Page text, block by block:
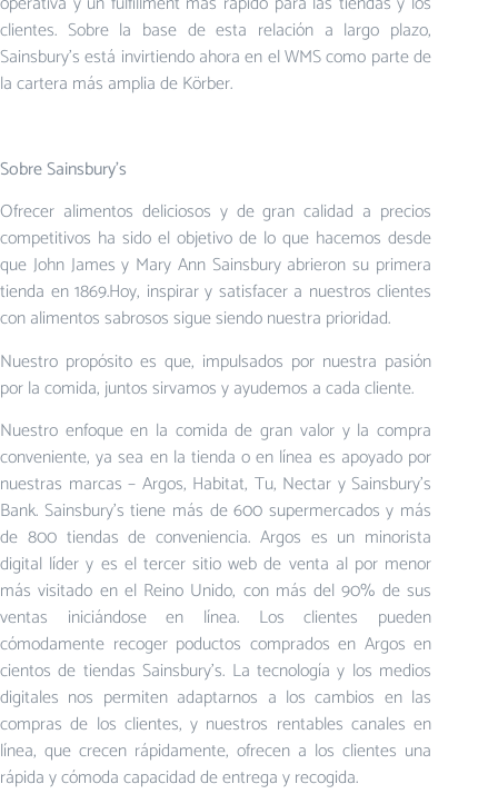
clientes. Sobre la base de esta relación a largo plazo,
Sainsbury’s está invirtiendo ahora en el WMS como parte de
la cartera más amplia de Körber.
Sobre Sainsbury’s
Ofrecer alimentos deliciosos y de gran calidad a precios
competitivos ha sido el objetivo de lo que hacemos desde
que John James y Mary Ann Sainsbury abrieron su primera
tienda en 1869.Hoy, inspirar y satisfacer a nuestros clientes
con alimentos sabrosos sigue siendo nuestra prioridad.
Nuestro propósito es que, impulsados por nuestra pasión
por la comida, juntos sirvamos y ayudemos a cada cliente.
Nuestro enfoque en la comida de gran valor y la compra
conveniente, ya sea en la tienda o en línea es apoyado por
nuestras marcas – Argos, Habitat, Tu, Nectar y Sainsbury’s
Bank. Sainsbury’s tiene más de 600 supermercados y más
de 800 tiendas de conveniencia. Argos es un minorista
digital líder y es el tercer sitio web de venta al por menor
más visitado en el Reino Unido, con más del 90% de sus
ventas iniciándose en línea. Los clientes pueden
cómodamente recoger poductos comprados en Argos en
cientos de tiendas Sainsbury’s. La tecnología y los medios
digitales nos permiten adaptarnos a los cambios en las
compras de los clientes, y nuestros rentables canales en
línea, que crecen rápidamente, ofrecen a los clientes una
rápida y cómoda capacidad de entrega y recogida.